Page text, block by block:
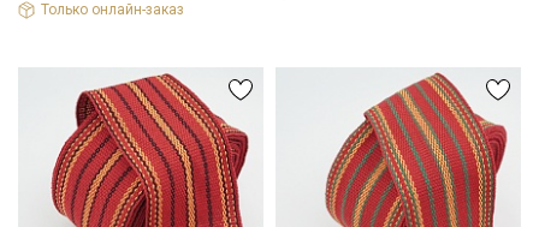
Только онлайн-заказ